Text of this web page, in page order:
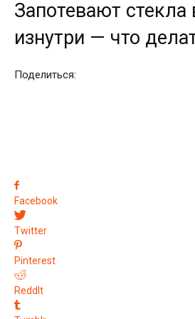
Запотевают
изнутри — что
Поделиться:
Facebook
Twitter
Pinterest
ReddIt